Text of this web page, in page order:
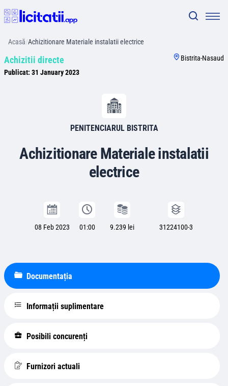
Acasă/Achizitionare Materiale instalatii electrice
Achizitii directe
Publicat: 31 January 2023
Bistrita-Nasaud
PENITENCIARUL BISTRITA
Achizitionare Materiale instalatii
electrice
08 Feb 2023 01:00 9.239 lei 31224100-3
Documentația
Informații suplimentare
Posibili concurenți
Furnizori actuali